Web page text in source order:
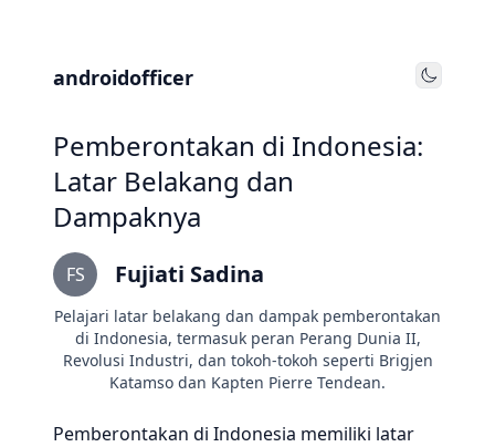
androidofficer Toggle
Pemberontakan di Indonesia:
Latar Belakang dan
Dampaknya
FS Fujiati Sadina
Pelajari latar belakang dan dampak pemberontakan
di Indonesia, termasuk peran Perang Dunia II,
Revolusi Industri, dan tokoh-tokoh seperti Brigjen
Katamso dan Kapten Pierre Tendean.
Pemberontakan di Indonesia memiliki latar